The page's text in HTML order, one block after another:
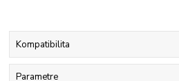
Kompatibilita
Parametre